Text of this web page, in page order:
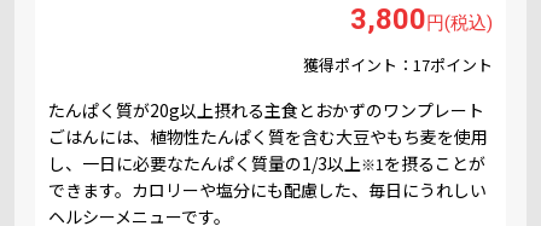
3,800円(税込)
獲得ポイント：17ポイント
たんぱく質が20g以上摂れる主食とおかずのワンプレート
ごはんには、植物性たんぱく質を含む大豆やもち麦を使用
し、一日に必要なたんぱく質量の1/3以上※1 を摂ることが
できます。カロリーや塩分にも配慮した、毎日にうれしい
ヘルシーメニューです。